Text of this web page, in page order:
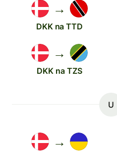
→
DKK na TTD
→
DKK na TZS
U
→